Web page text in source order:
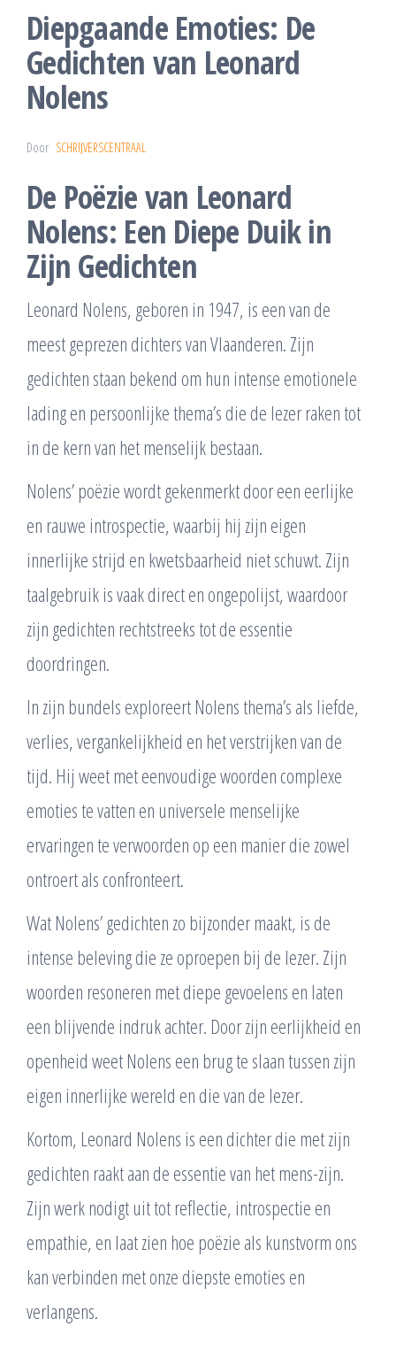
Diepgaande Emoties: De
Gedichten van Leonard
Nolens
Door SCHRIJVERSCENTRAAL
De Poëzie van Leonard
Nolens: Een Diepe Duik in
Zijn Gedichten
Leonard Nolens, geboren in 1947, is een van de
meest geprezen dichters van Vlaanderen. Zijn
gedichten staan bekend om hun intense emotionele
lading en persoonlijke thema’s die de lezer raken tot
in de kern van het menselijk bestaan.
Nolens’ poëzie wordt gekenmerkt door een eerlijke
en rauwe introspectie, waarbij hij zijn eigen
innerlijke strijd en kwetsbaarheid niet schuwt. Zijn
taalgebruik is vaak direct en ongepolijst, waardoor
zijn gedichten rechtstreeks tot de essentie
doordringen.
In zijn bundels exploreert Nolens thema’s als liefde,
verlies, vergankelijkheid en het verstrijken van de
tijd. Hij weet met eenvoudige woorden complexe
emoties te vatten en universele menselijke
ervaringen te verwoorden op een manier die zowel
ontroert als confronteert.
Wat Nolens’ gedichten zo bijzonder maakt, is de
intense beleving die ze oproepen bij de lezer. Zijn
woorden resoneren met diepe gevoelens en laten
een blijvende indruk achter. Door zijn eerlijkheid en
openheid weet Nolens een brug te slaan tussen zijn
eigen innerlijke wereld en die van de lezer.
Kortom, Leonard Nolens is een dichter die met zijn
gedichten raakt aan de essentie van het mens-zijn.
Zijn werk nodigt uit tot reflectie, introspectie en
empathie, en laat zien hoe poëzie als kunstvorm ons
kan verbinden met onze diepste emoties en
verlangens.